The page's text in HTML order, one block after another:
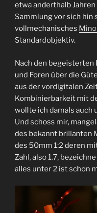
etwa anderthalb
Sammlung vor sich hin
vollmechanisches
Standardobjektiv.
Nach den begeisterten
und Foren über die
aus der vordigitalen
Kombinierbarkeit mit
wollte ich damals auch
Und schoss mir,
des bekannt brillanten
des 50mm 1:2 deren
Zahl, also 1.7,
alles unter 2 ist schon